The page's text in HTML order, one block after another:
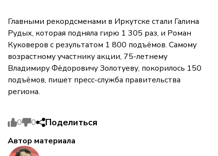
Главными рекордсменами в Иркутске стали Галина
Рудых, которая подняла гирю 1 305 раз, и Роман
Куковеров с результатом 1 800 подъёмов. Самому
возрастному участнику акции, 75-летнему
Владимиру Фёдоровичу Золотуеву, покорилось 150
подъёмов, пишет пресс-служба правительства
региона.
0 0 Поделиться
Автор материала